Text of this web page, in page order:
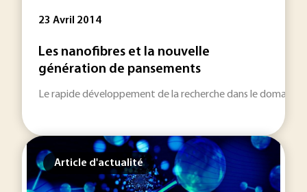
23 Avril 2014
Les nanofibres et la nouvelle
génération de pansements
Le rapide développement de la recherche dans le
Article d'actualité